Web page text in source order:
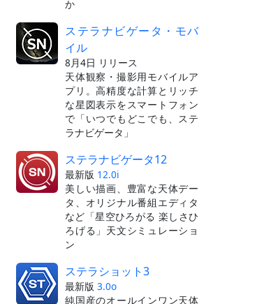
か
ステラナビゲータ・モバ
イル
8月4日 リリース
天体観察・撮影用モバイルア
プリ。高精度な計算とリッチ
な星図表示をスマートフォン
で「いつでもどこでも、ステ
ラナビゲータ」
ステラナビゲータ12
最新版 12.0i
美しい描画、豊富な天体デー
タ、オリジナル番組エディタ
など「星空ひろがる 楽しさひ
ろげる」天文シミュレーショ
ン
ステラショット3
最新版 3.0o
純国産のオールインワン天体